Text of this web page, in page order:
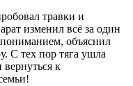
травки и
изменил всё за один
объяснил
С тех пор тяга ушла
к